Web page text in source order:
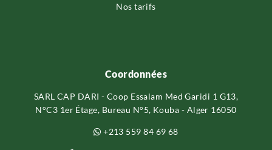
Nos tarifs
Coordonnées
SARL CAP DARI - Coop Essalam Med Garidi 1 G13,
N°C3 1er Étage, Bureau N°5, Kouba - Alger 16050
+213 559 84 69 68